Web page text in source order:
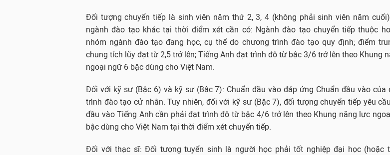
Đối tượng chuyển tiếp là sinh viên năm thứ 2, 3, 4 (không phải sinh viên năm
ngành đào tạo khác tại thời điểm xét cần có: Ngành đào tạo chuyển tiếp thuộc
nhóm ngành đào tạo đang học, cụ thể do chương trình đào tạo quy định; điểm
chung tích lũy đạt từ 2,5 trở lên; Tiếng Anh đạt trình độ từ bậc 3/6 trở lên theo Khung
ngoại ngữ 6 bậc dùng cho Việt Nam.
Đối với kỹ sư (Bậc 6) và kỹ sư (Bậc 7): Chuẩn đầu vào đáp ứng Chuẩn đầu vào của
trình đào tạo cử nhân. Tuy nhiên, đối với kỹ sư (Bậc 7), đối tượng chuyển tiếp yêu
đầu vào Tiếng Anh cần phải đạt trình độ từ bậc 4/6 trở lên theo Khung năng lực
bậc dùng cho Việt Nam tại thời điểm xét chuyển tiếp.
Đối với thạc sĩ: Đối tượng tuyển sinh là người học phải tốt nghiệp đại học (hoặc